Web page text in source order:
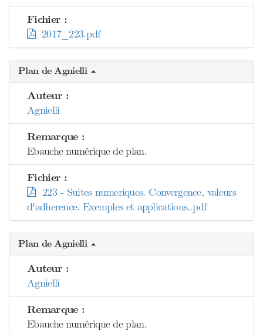
Fichier :
2017_223.pdf
Plan de Agnielli
Auteur :
Agnielli
Remarque :
Ebauche numérique de plan.
Fichier :
223 - Suites numeriques. Convergence, valeurs
d'adherence. Exemples et applications..pdf
Plan de Agnielli
Auteur :
Agnielli
Remarque :
Ebauche numérique de plan.